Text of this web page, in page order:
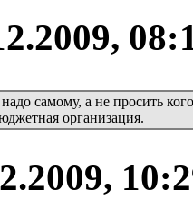
надо самому, а не просить
организация.